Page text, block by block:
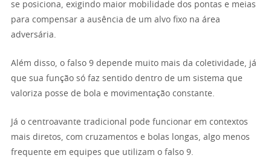
se posiciona, exigindo maior mobilidade dos pontas e meias
para compensar a ausência de um alvo fixo na área
adversária.
Além disso, o falso 9 depende muito mais da coletividade, já
que sua função só faz sentido dentro de um sistema que
valoriza posse de bola e movimentação constante.
Já o centroavante tradicional pode funcionar em contextos
mais diretos, com cruzamentos e bolas longas, algo menos
frequente em equipes que utilizam o falso 9.